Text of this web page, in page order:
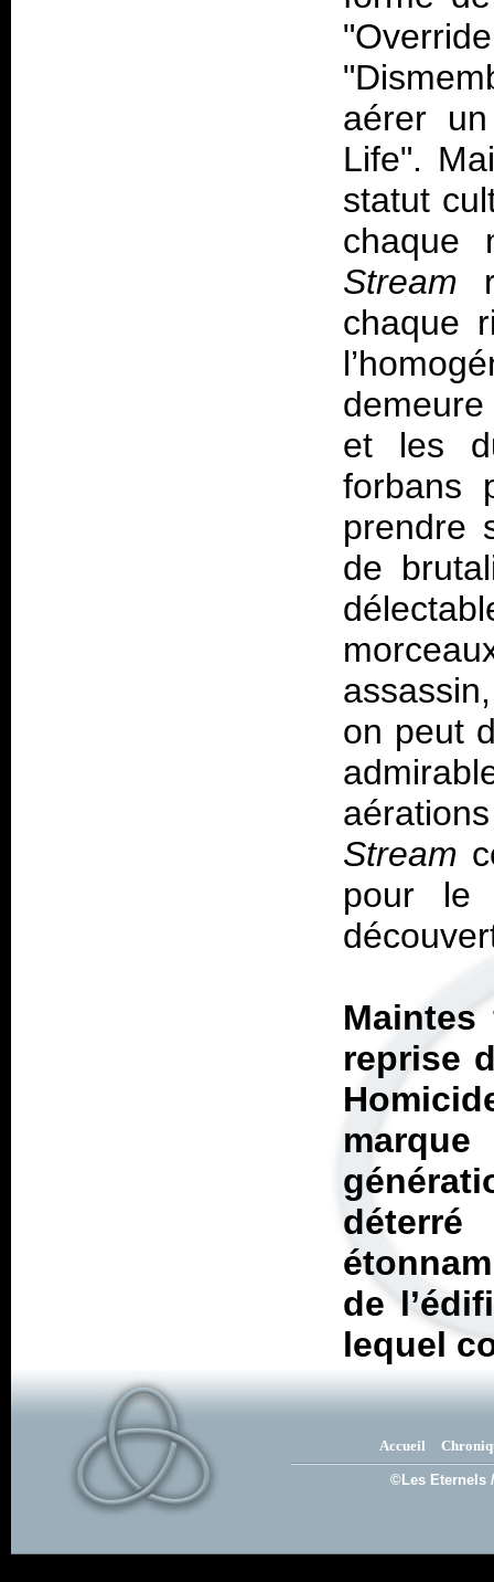
aérer
Life".
statut
chaque
Stream
chaque
et les
forbans
prendre
de
on peut
Stream
pour le
reprise
de
lequel
Accueil
©Les Eternels